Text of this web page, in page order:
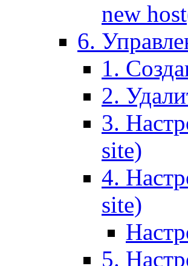
new
6.
1.
2.
3.
site)
4.
site)
5.